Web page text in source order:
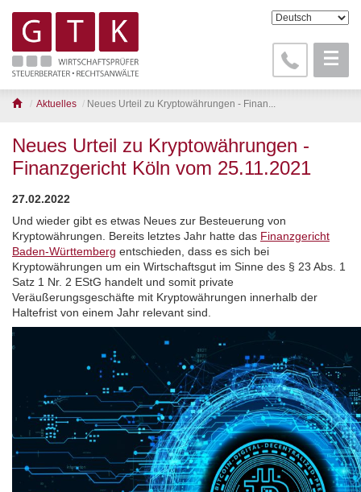
Aktuelles Neues Urteil zu Kryptowährungen - Finan...
Neues Urteil zu Kryptowährungen -
Finanzgericht Köln vom 25.11.2021
27.02.2022
Und wieder gibt es etwas Neues zur Besteuerung von
Kryptowährungen. Bereits letztes Jahr hatte das Finanzgericht
Baden-Württemberg entschieden, dass es sich bei
Kryptowährungen um ein Wirtschaftsgut im Sinne des § 23 Abs. 1
Satz 1 Nr. 2 EStG handelt und somit private
Veräußerungsgeschäfte mit Kryptowährungen innerhalb der
Haltefrist von einem Jahr relevant sind.